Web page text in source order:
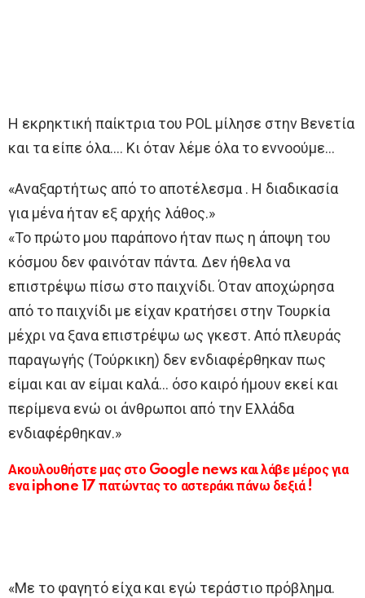
Η εκρηκτική παίκτρια του POL μίλησε στην Βενετία
και τα είπε όλα…. Κι όταν λέμε όλα το εννοούμε…
«Αναξαρτήτως από το αποτέλεσμα . Η διαδικασία
για μένα ήταν εξ αρχής λάθος.»
«Το πρώτο μου παράπονο ήταν πως η άποψη του
κόσμου δεν φαινόταν πάντα. Δεν ήθελα να
επιστρέψω πίσω στο παιχνίδι. Όταν αποχώρησα
από το παιχνίδι με είχαν κρατήσει στην Τουρκία
μέχρι να ξανα επιστρέψω ως γκεστ. Από πλευράς
παραγωγής (Τούρκικη) δεν ενδιαφέρθηκαν πως
είμαι και αν είμαι καλά… όσο καιρό ήμουν εκεί και
περίμενα ενώ οι άνθρωποι από την Ελλάδα
ενδιαφέρθηκαν.»
Ακουλουθήστε μας στο Google news και λάβε μέρος για
ενα iphone 17 πατώντας το αστεράκι πάνω δεξιά !
«Με το φαγητό είχα και εγώ τεράστιο πρόβλημα.